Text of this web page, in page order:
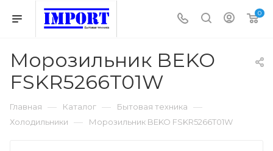
0
Морозильник BEKO
FSKR5266T01W
Главная — Каталог — Бытовая техника —
Холодильники — Морозильник BEKO FSKR5266T01W